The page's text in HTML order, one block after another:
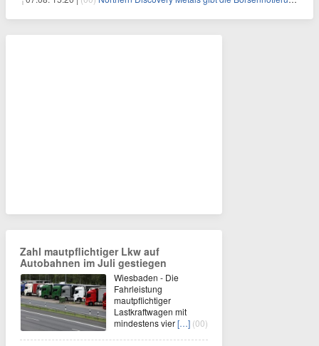
Zahl mautpflichtiger Lkw auf
Autobahnen im Juli gestiegen
Wiesbaden - Die
Fahrleistung
mautpflichtiger
Lastkraftwagen mit
mindestens vier[…] (00)